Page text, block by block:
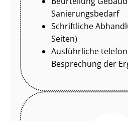
Sa­nie­rungs­be­darf
Schriftliche
Seiten)
Ausführliche
Besprechung der